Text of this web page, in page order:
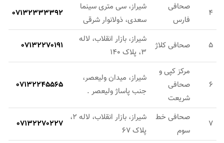
4
صحافی
فارس
شیراز، سی متری سینما
سعدی، ذولانوار شرقی
07132333392
5 صحافی کلاژ
شیراز، بازار انقلاب، لاله
3، پلاک 140
07132270191
6
مرکز کپی و
صحافی
شریعت
شیراز، میدان ولیعصر،
جنب پاساژ ولیعصر .
07132245565
7
صحافی خط
سوم
شیراز، بازار انقلاب، لاله 2،
پلاک 67
07132270227